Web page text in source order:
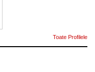
Toate Profilele